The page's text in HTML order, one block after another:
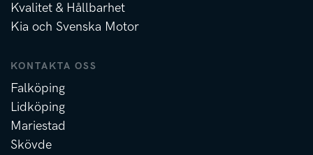
Kvalitet & Hållbarhet
Kia och Svenska Motor
KONTAKTA OSS
Falköping
Lidköping
Mariestad
Skövde